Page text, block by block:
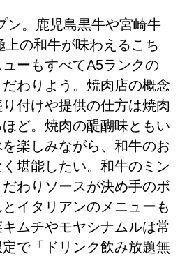
ン。鹿児島黒牛や宮崎牛
の和牛が味わえるこち
ーもすべてA5ランクの
わりよう。焼肉店の概念
付けや提供の仕方は焼肉
ど。焼肉の醍醐味ともい
楽しみながら、和牛のお
堪能したい。和牛のミン
わりソースが決め手のボ
イタリアンのメニューも
ムチやモヤシナムルは常
で「ドリンク飲み放題無